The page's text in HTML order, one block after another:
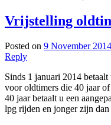
Vrijstelling
Posted on 9 November 2014
Reply
Sinds 1 januari 2014
voor oldtimers die 40 jaar
40 jaar betaalt u een
lpg rijden en jonger zijn